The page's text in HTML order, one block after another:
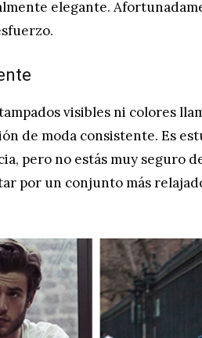
elegante.
visibles ni colores
de moda consistente. Es
pero no estás muy seguro
por un conjunto más